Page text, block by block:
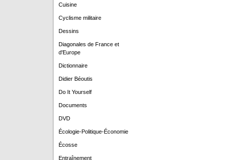
Cuisine
Cyclisme militaire
Dessins
Diagonales de France et
d'Europe
Dictionnaire
Didier Béoutis
Do It Yourself
Documents
DVD
Écologie-Politique-Économie
Écosse
Entraînement